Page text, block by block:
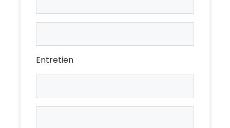
Prop.
Entretien